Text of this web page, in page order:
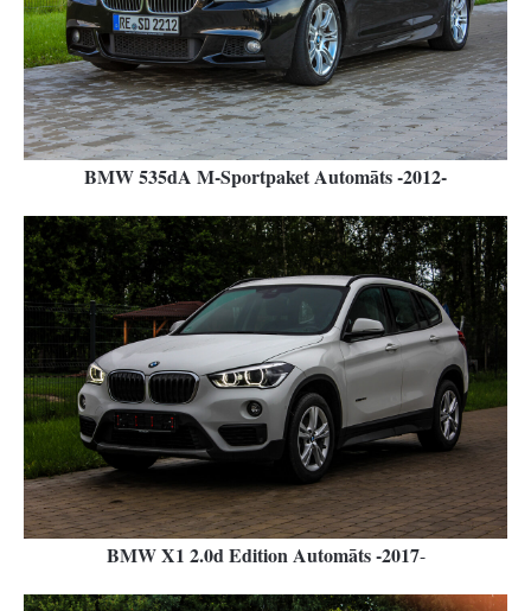
BMW 535dA M-Sportpaket Automāts -2012-
BMW X1 2.0d Edition Automāts -2017-